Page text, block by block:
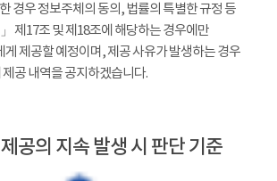
경우 정보주체의 동의, 법률의 특별한 규정 등
제17조 및 제18조에 해당하는 경우에만
제공할 예정이며, 제공 사유가 발생하는 경우
공 내역을 공지하겠습니다.
공의 지속 발생 시 판단 기준